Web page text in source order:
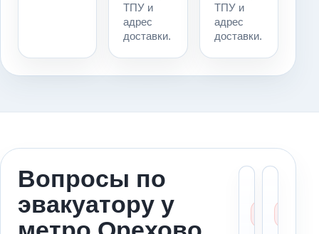
ТПУ и
адрес
доставки.
ТПУ и
адрес
доставки.
Вопросы по
эвакуатору у